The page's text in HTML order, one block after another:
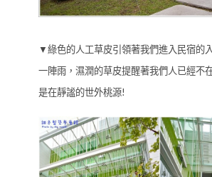
▼綠色的人工草皮引領著我們進入民宿的
一陣雨，濕潤的草皮提醒著我們人已經不
是在靜謐的世外桃源!